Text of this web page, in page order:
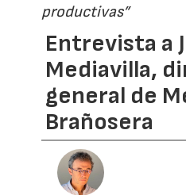
productivas”
Entrevista a
Mediavilla,
general de
Brañosera